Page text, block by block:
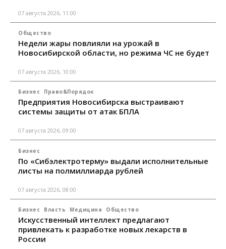
07 августа 2026, 11:00
Общество
Недели жары повлияли на урожай в
Новосибирской области, но режима ЧС не будет
07 августа 2026, 10:00
Бизнес Право&Порядок
Предприятия Новосибирска выстраивают
системы защиты от атак БПЛА
07 августа 2026, 09:00
Бизнес
По «Сибэлектротерму» выдали исполнительные
листы на полмиллиарда рублей
07 августа 2026, 08:00
Бизнес Власть Медицина Общество
Искусственный интеллект предлагают
привлекать к разработке новых лекарств в
России